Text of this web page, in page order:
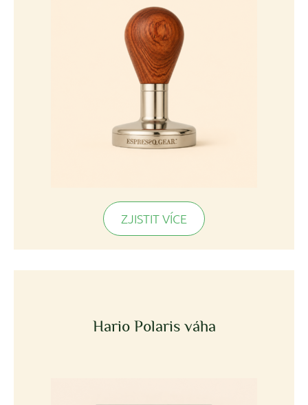
ZJISTIT VÍCE
Hario Polaris váha